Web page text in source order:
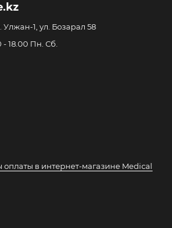
1, ул. Бозарал 58
18.00 Пн. Сб.
оплаты в интернет-магазине Medical